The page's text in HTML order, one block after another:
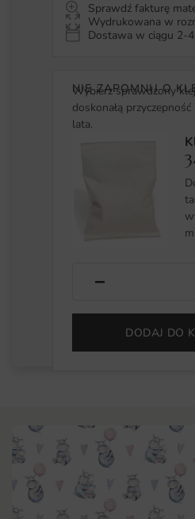
Sprawdź fakturę
Wydrukowana w
Dostawa w ciągu 2-
NIE ZAPOMNIJ O
Wybierz sprawdzony
doskonałą
lata.
−
DODAJ DO